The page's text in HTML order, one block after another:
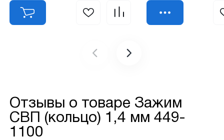
Отзывы о товаре Зажим
СВП (кольцо) 1,4 мм 449-
1100